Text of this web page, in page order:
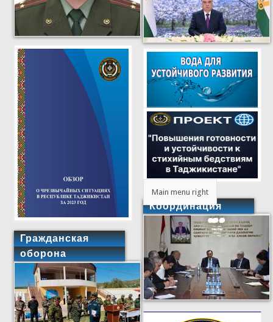
Гражданская
оборона
Main menu right
Координация